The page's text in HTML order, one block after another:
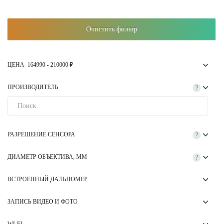
Очистить фильтр
ЦЕНА 164990 - 210000 ₽
?
ПРОИЗВОДИТЕЛЬ
?
РАЗРЕШЕНИЕ СЕНСОРА
?
ДИАМЕТР ОБЪЕКТИВА, ММ
ВСТРОЕННЫЙ ДАЛЬНОМЕР
ЗАПИСЬ ВИДЕО И ФОТО